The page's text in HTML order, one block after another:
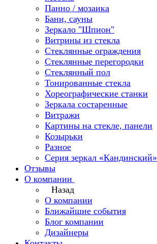
Панно / мозаика
Бани, сауны
Зеркало "Шпион"
Витрины из стекла
Стеклянные ограждения
Стеклянные перегородки
Стеклянный пол
Тонированные стекла
Хореографические станки
Зеркала состаренные
Витражи
Картины на стекле, панели
Козырьки
Разное
Серия зеркал «Кандинский»
Отзывы
О компании
Назад
О компании
Ближайшие события
Блог компании
Дизайнеры